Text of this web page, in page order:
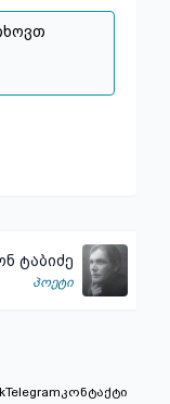
ტაბიძე
პოეტი
Telegramკონტაქტი